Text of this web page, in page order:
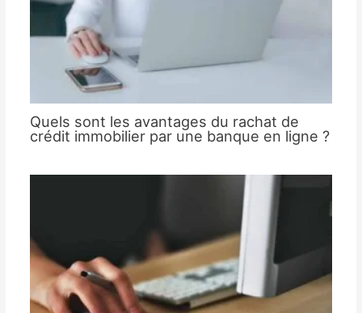
Quels sont les avantages du rachat de
crédit immobilier par une banque en ligne ?